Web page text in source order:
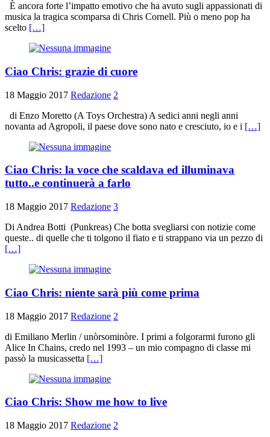
È ancora forte l’impatto emotivo che ha avuto sugli appassionati di
musica la tragica scomparsa di Chris Cornell. Più o meno pop ha
scelto […]
Ciao Chris: grazie di cuore
18 Maggio 2017 Redazione 2
di Enzo Moretto (A Toys Orchestra) A sedici anni negli anni
novanta ad Agropoli, il paese dove sono nato e cresciuto, io e i […]
Ciao Chris: la voce che scaldava ed illuminava
tutto..e continuerà a farlo
18 Maggio 2017 Redazione 3
Di Andrea Botti (Punkreas) Che botta svegliarsi con notizie come
queste.. di quelle che ti tolgono il fiato e ti strappano via un pezzo di
[…]
Ciao Chris: niente sarà più come prima
18 Maggio 2017 Redazione 2
di Emiliano Merlin / unòrsominòre. I primi a folgorarmi furono gli
Alice In Chains, credo nel 1993 – un mio compagno di classe mi
passò la musicassetta […]
Ciao Chris: Show me how to live
18 Maggio 2017 Redazione 2